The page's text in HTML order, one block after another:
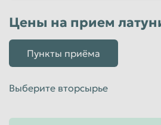
Цены на прием
Пункты приёма
Выберите вторсырье